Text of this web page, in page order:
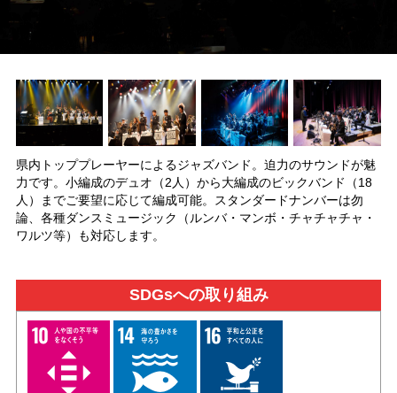
県内トッププレーヤーによるジャズバンド。迫力のサウンドが魅
力です。小編成のデュオ（2人）から大編成のビックバンド（18
人）までご要望に応じて編成可能。スタンダードナンバーは勿
論、各種ダンスミュージック（ルンバ・マンボ・チャチャチャ・
ワルツ等）も対応します。
SDGsへの取り組み